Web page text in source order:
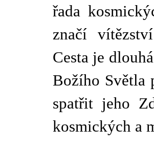
řada
značí
Cesta je
Božího Světla
spatřit jeho
kosmických a